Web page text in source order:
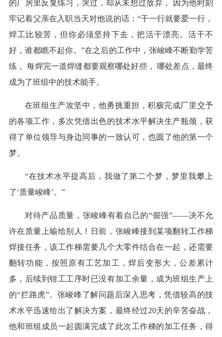
的厂房里反复练习，哭过，却从未想过放弃， 因为他时刻
牢记着父亲在入职当天对他说的话：“干一行就要爱一行，
焊工比较苦，但你必须坚持下去，把活干漂亮。活干不
好，谁都瞧不起你。”在之后的工作中，张峻峰不断勤学苦
练， 每焊完一道焊缝都要观察哪处好些， 哪处差点，最终
成为了班组中的技术能手。
在班组生产攻坚中，他勇挑重担，积极完成厂里交予
的各项工作，多次凭借出色的技术水平解决生产瓶颈，获
得了单位领导与身边同事的一致认可，也圆了他的第一个
梦。
“在技术水平提高后，我做了第二个梦，梦里我攀上
了‘质量峻峰’。”
对待产品质量，张峻峰有着自己的“倔强”——决不允
许在质量上输给别人！日前，张峻峰接到某项翻转工作梯
焊接任务，该工作梯需要几个大零件结合在一起，还需要
翻转功能，按照原有工艺加工，焊后变形大，公差累计
多，后续到钳工工序时已没有加工余量，成为班组生产上
的“拦路虎”。张峻峰了解问题后深入思考，凭借较高的技
术水平迅速给出了解决方案，最终经过20天的辛苦奋战，
他和班组成员一起圆满完成了此次工作梯的加工任务，得